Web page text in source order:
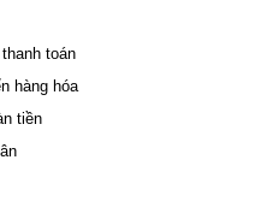
toán
hàng hóa
tiền